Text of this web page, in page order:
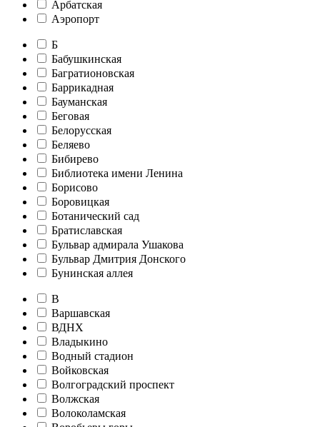
Арбатская
Аэропорт
Б
Бабушкинская
Багратионовская
Баррикадная
Бауманская
Беговая
Белорусская
Беляево
Бибирево
Библиотека имени Ленина
Борисово
Боровицкая
Ботанический сад
Братиславская
Бульвар адмирала Ушакова
Бульвар Дмитрия Донского
Бунинская аллея
В
Варшавская
ВДНХ
Владыкино
Водный стадион
Войковская
Волгоградский проспект
Волжская
Волоколамская